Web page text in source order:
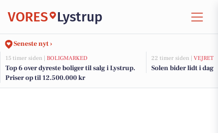
VORES Lystrup
Seneste nyt ›
15 timer siden | BOLIGMARKED
Top 6 over dyreste boliger til salg i Lystrup.
Priser op til 12.500.000 kr
22 timer siden | VEJRET
Solen bider lidt i dag